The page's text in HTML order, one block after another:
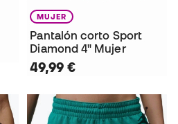
MUJER
Pantalón corto Sport
Diamond 4" Mujer
49,99 €